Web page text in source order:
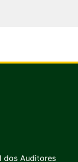
dos Auditores